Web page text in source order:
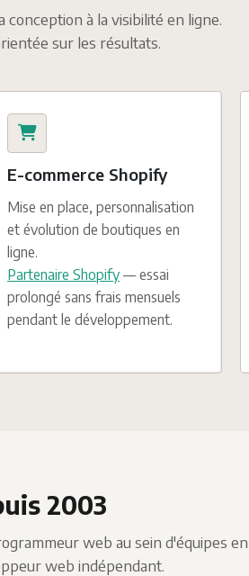
à la visibilité en ligne.
sur les résultats.
E-commerce Shopify
Mise en place, personnalisation
et évolution de boutiques en
ligne.
Partenaire Shopify — essai
prolongé sans frais mensuels
pendant le développement.
2003
web au sein d'équipes en
web indépendant.